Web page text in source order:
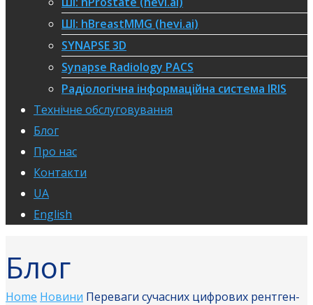
ШІ: hBreastMMG (hevi.ai)
SYNAPSE 3D
Synapse Radiology PACS
Радіологічна інформаційна система IRIS
Технічне обслуговування
Блог
Про нас
Контакти
UA
English
Блог
Home Новини Переваги сучасних цифрових рентген-